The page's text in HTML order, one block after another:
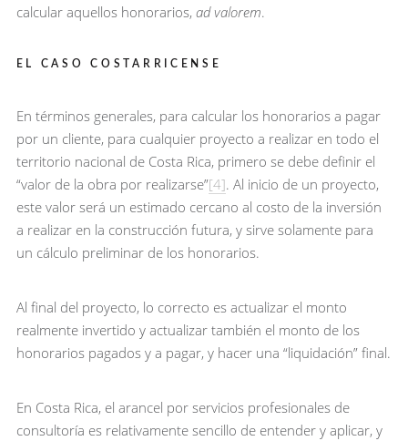
calcular aquellos honorarios, ad valorem.
EL CASO COSTARRICENSE
En términos generales, para calcular los honorarios a pagar
por un cliente, para cualquier proyecto a realizar en todo el
territorio nacional de Costa Rica, primero se debe definir el
“valor de la obra por realizarse”[4]. Al inicio de un proyecto,
este valor será un estimado cercano al costo de la inversión
a realizar en la construcción futura, y sirve solamente para
un cálculo preliminar de los honorarios.
Al final del proyecto, lo correcto es actualizar el monto
realmente invertido y actualizar también el monto de los
honorarios pagados y a pagar, y hacer una “liquidación” final.
En Costa Rica, el arancel por servicios profesionales de
consultoría es relativamente sencillo de entender y aplicar, y